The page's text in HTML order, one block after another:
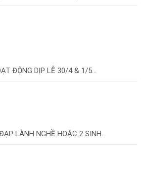
ĐỘNG DỊP LỄ 30/4 & 1/5...
LÀNH NGHỀ HOẶC 2 SINH...